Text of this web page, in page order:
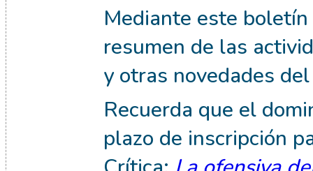
Mediante este
resumen de las
y otras novedades
Recuerda que el
plazo de inscripción